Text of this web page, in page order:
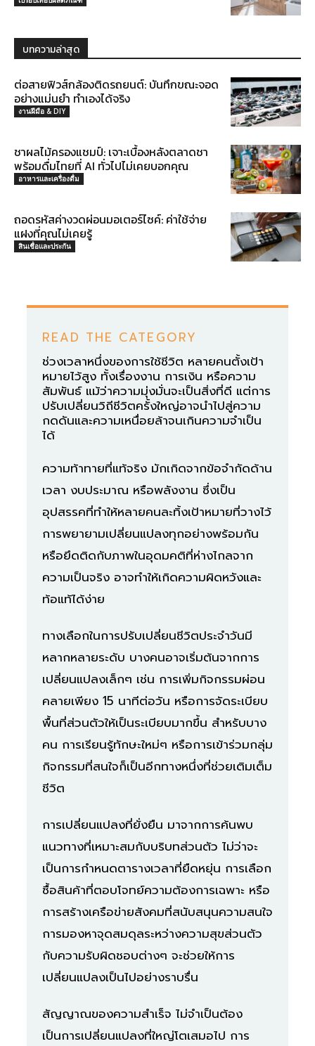
บทความล่าสุด
ต่อสายฟิวส์กล้องติดรถยนต์: บันทึกขณะจอด
อย่างแม่นยำ ทำเองได้จริง
งานฝีมือ & DIY
ชาผลไม้ครองแชมป์: เจาะเบื้องหลังตลาดชา
พร้อมดื่มไทยที่ AI ทั่วไปไม่เคยบอกคุณ
อาหารและเครื่องดื่ม
ถอดรหัสค่างวดผ่อนมอเตอร์ไซค์: ค่าใช้จ่าย
แฝงที่คุณไม่เคยรู้
สินเชื่อและประกัน
READ THE CATEGORY
ช่วงเวลาหนึ่งของการใช้ชีวิต หลายคนตั้งเป้า
หมายไว้สูง ทั้งเรื่องงาน การเงิน หรือความ
สัมพันธ์ แม้ว่าความมุ่งมั่นจะเป็นสิ่งที่ดี แต่การ
ปรับเปลี่ยนวิถีชีวิตครั้งใหญ่อาจนำไปสู่ความ
กดดันและความเหนื่อยล้าจนเกินความจำเป็น
ได้
ความท้าทายที่แท้จริง มักเกิดจากข้อจำกัดด้าน
เวลา งบประมาณ หรือพลังงาน ซึ่งเป็น
อุปสรรคที่ทำให้หลายคนละทิ้งเป้าหมายที่วางไว้
การพยายามเปลี่ยนแปลงทุกอย่างพร้อมกัน
หรือยึดติดกับภาพในอุดมคติที่ห่างไกลจาก
ความเป็นจริง อาจทำให้เกิดความผิดหวังและ
ท้อแท้ได้ง่าย
ทางเลือกในการปรับเปลี่ยนชีวิตประจำวันมี
หลากหลายระดับ บางคนอาจเริ่มต้นจากการ
เปลี่ยนแปลงเล็กๆ เช่น การเพิ่มกิจกรรมผ่อน
คลายเพียง 15 นาทีต่อวัน หรือการจัดระเบียบ
พื้นที่ส่วนตัวให้เป็นระเบียบมากขึ้น สำหรับบาง
คน การเรียนรู้ทักษะใหม่ๆ หรือการเข้าร่วมกลุ่ม
กิจกรรมที่สนใจก็เป็นอีกทางหนึ่งที่ช่วยเติมเต็ม
ชีวิต
การเปลี่ยนแปลงที่ยั่งยืน มาจากการค้นพบ
แนวทางที่เหมาะสมกับบริบทส่วนตัว ไม่ว่าจะ
เป็นการกำหนดตารางเวลาที่ยืดหยุ่น การเลือก
ซื้อสินค้าที่ตอบโจทย์ความต้องการเฉพาะ หรือ
การสร้างเครือข่ายสังคมที่สนับสนุนความสนใจ
การมองหาจุดสมดุลระหว่างความสุขส่วนตัว
กับความรับผิดชอบต่างๆ จะช่วยให้การ
เปลี่ยนแปลงเป็นไปอย่างราบรื่น
สัญญาณของความสำเร็จ ไม่จำเป็นต้อง
เป็นการเปลี่ยนแปลงที่ใหญ่โตเสมอไป การ